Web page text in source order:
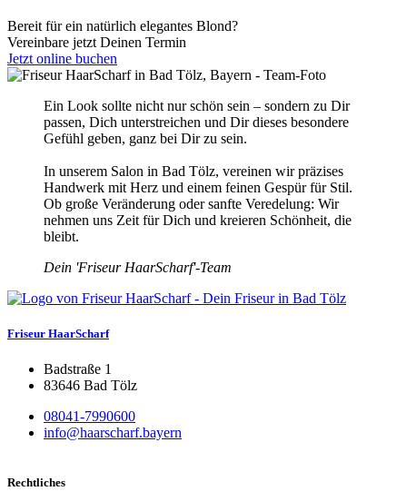
Bereit für ein natürlich elegantes Blond?
Vereinbare jetzt Deinen Termin
Jetzt online buchen
Ein Look sollte nicht nur schön sein – sondern zu Dir
passen, Dich unterstreichen und Dir dieses besondere
Gefühl geben, ganz bei Dir zu sein.
In unserem Salon in Bad Tölz, vereinen wir präzises
Handwerk mit Herz und einem feinen Gespür für Stil.
Ob große Veränderung oder sanfte Veredelung: Wir
nehmen uns Zeit für Dich und kreieren Schönheit, die
bleibt.
Dein 'Friseur HaarScharf'-Team
Friseur HaarScharf
Badstraße 1
83646 Bad Tölz
08041-7990600
info@haarscharf.bayern
Rechtliches